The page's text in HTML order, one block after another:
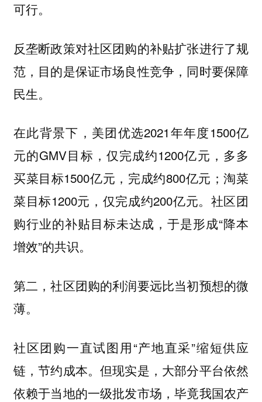
可行。
反垄断政策对社区团购的补贴扩张进行了规
范，目的是保证市场良性竞争，同时要保障
民生。
在此背景下，美团优选2021年年度1500亿
元的GMV目标，仅完成约1200亿元，多多
买菜目标1500亿元，完成约800亿元；淘菜
菜目标1200元，仅完成约200亿元。社区团
购行业的补贴目标未达成，于是形成“降本
增效”的共识。
第二，社区团购的利润要远比当初预想的微
薄。
社区团购一直试图用“产地直采”缩短供应
链，节约成本。但现实是，大部分平台依然
依赖于当地的一级批发市场，毕竟我国农产